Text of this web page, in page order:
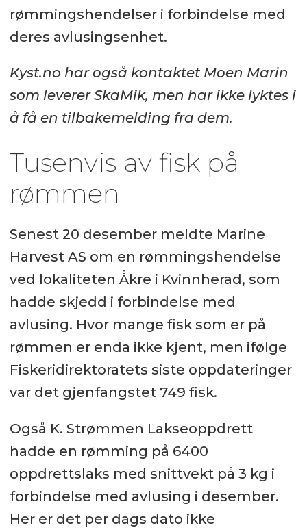
rømmingshendelser i forbindelse med
deres avlusingsenhet.
Kyst.no har også kontaktet Moen Marin
som leverer SkaMik, men har ikke lyktes i
å få en tilbakemelding fra dem.
Tusenvis av fisk på
rømmen
Senest 20 desember meldte Marine
Harvest AS om en rømmingshendelse
ved lokaliteten Åkre i Kvinnherad, som
hadde skjedd i forbindelse med
avlusing. Hvor mange fisk som er på
rømmen er enda ikke kjent, men ifølge
Fiskeridirektoratets siste oppdateringer
var det gjenfangstet 749 fisk.
Også K. Strømmen Lakseoppdrett
hadde en rømming på 6400
oppdrettslaks med snittvekt på 3 kg i
forbindelse med avlusing i desember.
Her er det per dags dato ikke